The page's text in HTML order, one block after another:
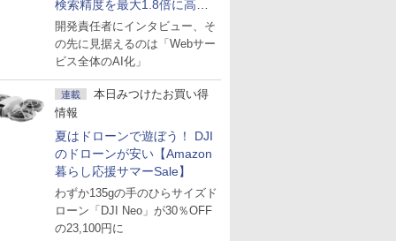
検索精度を最大1.8倍に高め
た「GMO AI RAG」は無償の
OSS版で「1社1RAG」を目
指す
開発責任者にインタビュー、そ
の先に見据えるのは「Webサー
ビス全体のAI化」
連載
本日みつけたお買い得
情報
夏はドローンで遊ぼう！ DJI
のドローンが安い【Amazon
暮らし応援サマーSale】
わずか135gの手のひらサイズド
ローン「DJI Neo」が30％OFF
の23,100円に